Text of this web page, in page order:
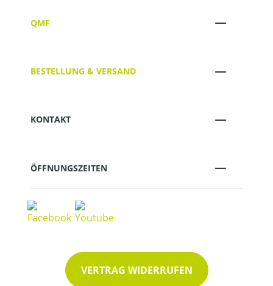
QMF
BESTELLUNG & VERSAND
KONTAKT
ÖFFNUNGSZEITEN
VERTRAG WIDERRUFEN